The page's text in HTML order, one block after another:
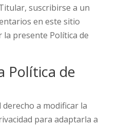
suscribirse a un
en este sitio
la presente Política de
Política de
a modificar la
para adaptarla a